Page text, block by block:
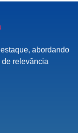
abordando
relevância